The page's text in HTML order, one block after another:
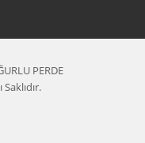
PERDE